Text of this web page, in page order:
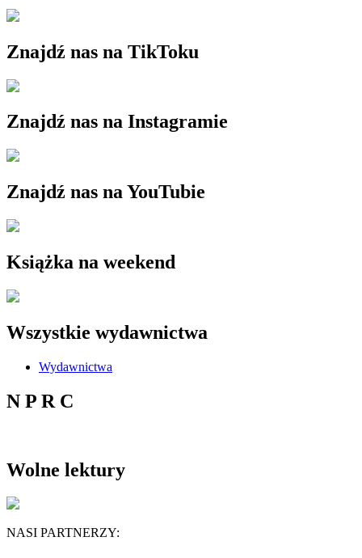
Znajdź nas na TikToku
Znajdź nas na Instagramie
Znajdź nas na YouTubie
Książka na weekend
Wszystkie wydawnictwa
Wydawnictwa
N P R C
Wolne lektury
NASI PARTNERZY: